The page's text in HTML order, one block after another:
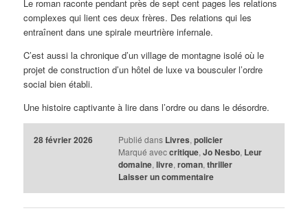
Le roman raconte pendant près de sept cent pages les relations
complexes qui lient ces deux frères. Des relations qui les
entraînent dans une spirale meurtrière infernale.
C’est aussi la chronique d’un village de montagne isolé où le
projet de construction d’un hôtel de luxe va bousculer l’ordre
social bien établi.
Une histoire captivante à lire dans l’ordre ou dans le désordre.
28 février 2026 Publié dans Livres, policier
Marqué avec critique, Jo Nesbo, Leur
domaine, livre, roman, thriller
Laisser un commentaire